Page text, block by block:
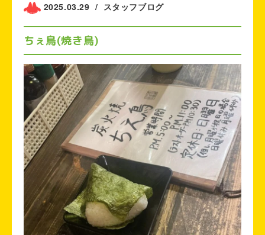
2025.03.29 / スタッフブログ
ちぇ鳥(焼き鳥)